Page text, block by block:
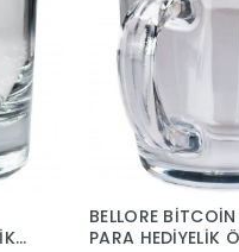
BELLORE
PARA HEDİYELİK